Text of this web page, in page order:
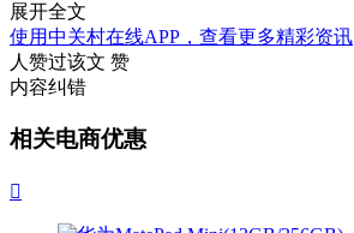
展开全文
使用中关村在线APP，查看更多精彩资讯
人赞过该文 赞
内容纠错
相关电商优惠
